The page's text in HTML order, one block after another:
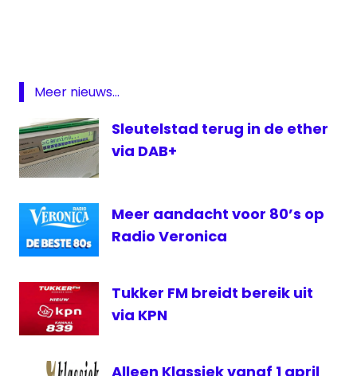
pic.twitter.com/NU7EU81kFS
— Ferry Maat (@ferry_maat)May 12,
2020
SoulShow
Soulshow
Radio
Meer nieuws...
Sleutelstad terug in de ether
via DAB+
Meer aandacht voor 80’s op
Radio Veronica
Tukker FM breidt bereik uit
via KPN
Alleen Klassiek vanaf 1 april